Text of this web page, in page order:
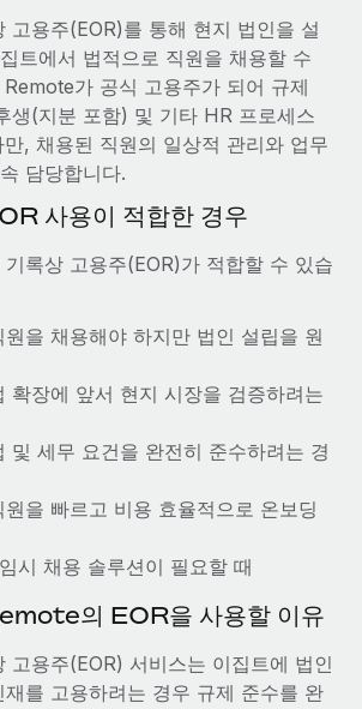
에 선제적으로 대응
공 및 추적 관리
준법적으로 지원
및 전근
편하게 처리
생 관리
기 Weaviate는 오픈 소스, AI 우선 인프라를
의 미션은 전 세계 개발자 및 운영자
게 AI 네이티브...
Tech
에 보기 건강 및 웰니스 스타트업인 Reverse
파트너십을 맺고 글로벌 계약직 인력 및 미국
노동법...
련 소식: Gusto 및 Xero와의 통합과
Management Plus
든 규모의 기업이 전 세계 어디서든 업무에 가
채용 및 관리하고 급여를 지급하도록 돕는 것
근 몇 주 동안 새로운...
를 통해 네 개의 시장에서 글로벌
법
고용주(EOR)를 통해 현지 법인을 설
트에서 법적으로 직원을 채용할 수
가 공식 고용주가 되어 규제
생(지분 포함) 및 기타 HR 프로세스
, 채용된 직원의 일상적 관리와 업무
담당합니다.
사용이 적합한 경우
록상 고용주(EOR)가 적합할 수 있습
원을 채용해야 하지만 법인 설립을 원
확장에 앞서 현지 시장을 검증하려는
및 세무 요건을 완전히 준수하려는 경
을 빠르고 비용 효율적으로 온보딩
시 채용 솔루션이 필요할 때
의 EOR을 사용할 이유
고용주(EOR) 서비스는 이집트에 법인
를 고용하려는 경우 규제 준수를 완